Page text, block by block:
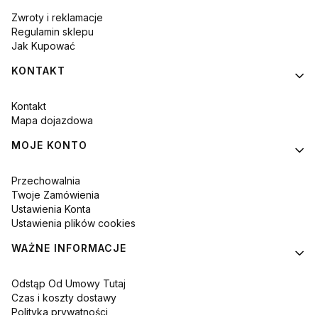
Zwroty i reklamacje
Regulamin sklepu
Jak Kupować
KONTAKT
Kontakt
Mapa dojazdowa
MOJE KONTO
Przechowalnia
Twoje Zamówienia
Ustawienia Konta
Ustawienia plików cookies
WAŻNE INFORMACJE
Odstąp Od Umowy Tutaj
Czas i koszty dostawy
Polityka prywatności